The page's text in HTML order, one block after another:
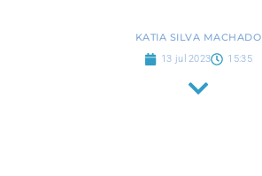
KATIA SILVA MACHADO
13 jul 2023 15:35